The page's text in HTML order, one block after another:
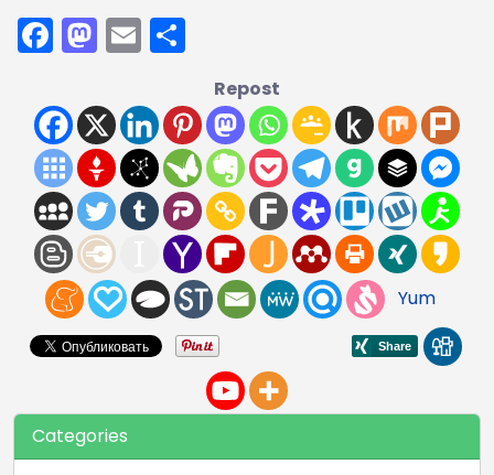
Facebook
Mastodon
Email
Repost
Yum
Categories